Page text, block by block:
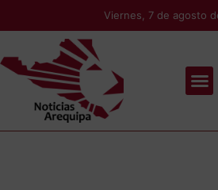
Viernes, 7 de agosto